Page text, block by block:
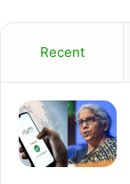
Recent